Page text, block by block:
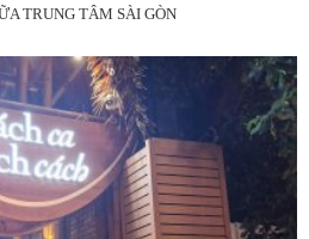
TRUNG TÂM SÀI GÒN